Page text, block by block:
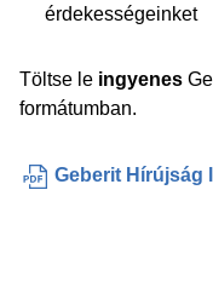
érdekességeinket
Töltse le ingyenes
formátumban.
Geberit Hírújság